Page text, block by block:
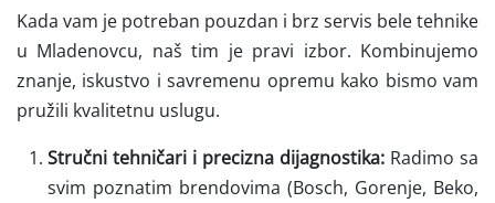
Kada vam je potreban pouzdan i brz servis bele tehnike
u Mladenovcu, naš tim je pravi izbor. Kombinujemo
znanje, iskustvo i savremenu opremu kako bismo vam
pružili kvalitetnu uslugu.
Stručni tehničari i precizna dijagnostika: Radimo sa
svim poznatim brendovima (Bosch, Gorenje, Beko,